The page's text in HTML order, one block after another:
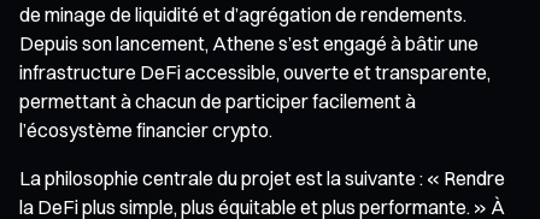
de minage de liquidité et d’agrégation de rendements.
Depuis son lancement, Athene s’est engagé à bâtir une
infrastructure DeFi accessible, ouverte et transparente,
permettant à chacun de participer facilement à
l’écosystème financier crypto.
La philosophie centrale du projet est la suivante : « Rendre
la DeFi plus simple, plus équitable et plus performante. » À